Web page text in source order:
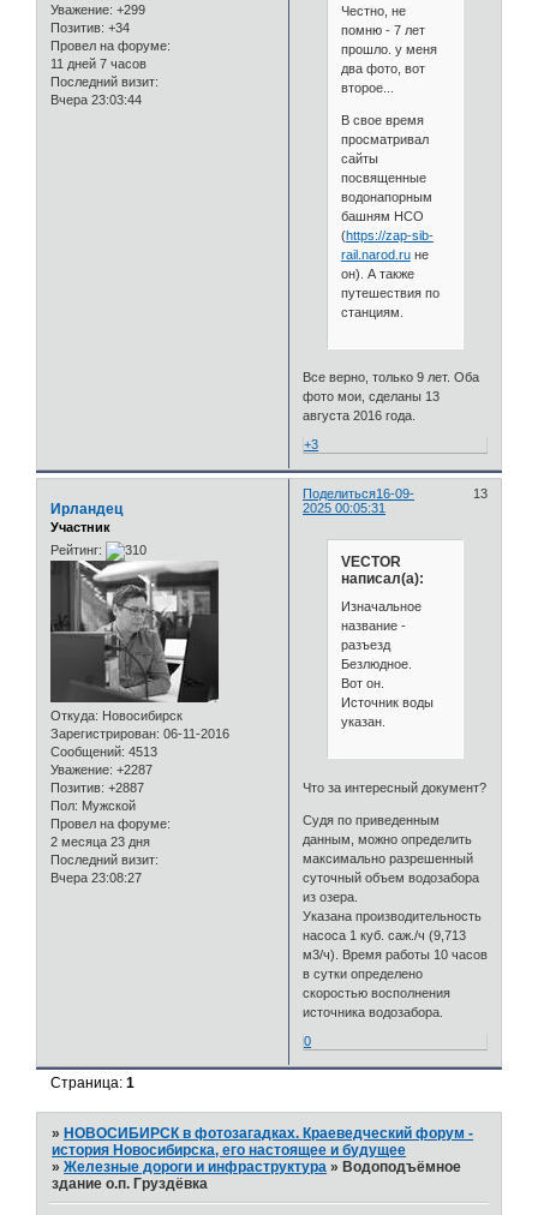
Уважение: +299
Позитив: +34
Провел на форуме:
11 дней 7 часов
Последний визит:
Вчера 23:03:44
Честно, не
помню - 7 лет
прошло. у меня
два фото, вот
второе...
В свое время
просматривал
сайты
посвященные
водонапорным
башням НСО
(https://zap-sib-
rail.narod.ruне
он). А также
путешествия по
станциям.
Все верно, только 9 лет. Оба
фото мои, сделаны 13
августа 2016 года.
+3
Поделиться 13
16-09-
2025 00:05:31
Ирландец
Участник
Рейтинг:
Откуда: Новосибирск
Зарегистрирован: 06-11-2016
Сообщений: 4513
Уважение: +2287
Позитив: +2887
Пол: Мужской
Провел на форуме:
2 месяца 23 дня
Последний визит:
Вчера 23:08:27
VECTOR
написал(а):
Изначальное
название -
разъезд
Безлюдное.
Вот он.
Источник воды
указан.
Что за интересный документ?
Судя по приведенным
данным, можно определить
максимально разрешенный
суточный объем водозабора
из озера.
Указана производительность
насоса 1 куб. саж./ч (9,713
м3/ч). Время работы 10 часов
в сутки определено
скоростью восполнения
источника водозабора.
0
Страница:1
» НОВОСИБИРСК в фотозагадках. Краеведческий форум -
история Новосибирска, его настоящее и будущее
»Железные дороги и инфраструктура » Водоподъёмное
здание о.п. Груздёвка